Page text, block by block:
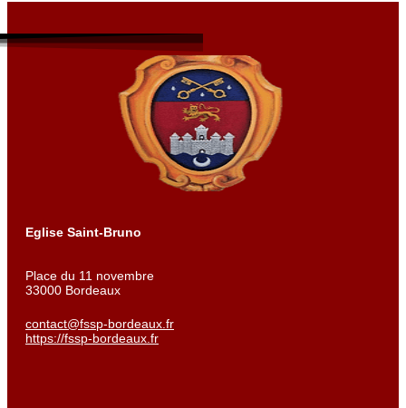
Eglise Saint-Bruno
Place du 11 novembre
33000 Bordeaux
contact@fssp-bordeaux.fr
https://fssp-bordeaux.fr